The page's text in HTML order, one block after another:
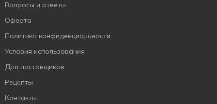
Вопросы и ответы
Оферта
Политика конфиденциальности
Условия использования
Для поставщиков
Рецепты
Контакты